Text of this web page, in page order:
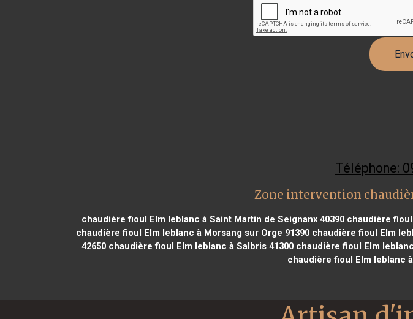
Téléphone:
Zone intervention
chaudière fioul Elm leblanc à Saint Martin de Seignanx 40390chaudière fioul
chaudière fioul Elm leblanc à Morsang sur Orge 91390chaudière fioul Elm
42650chaudière fioul Elm leblanc à Salbris 41300chaudière fioul Elm
chaudière fioul Elm leblanc